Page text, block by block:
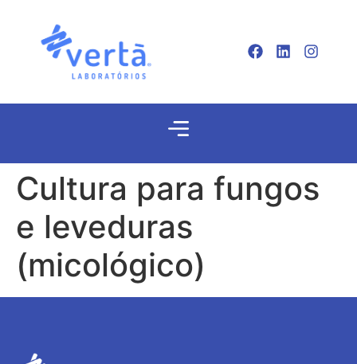
Cultura para fungos
e leveduras
(micológico)